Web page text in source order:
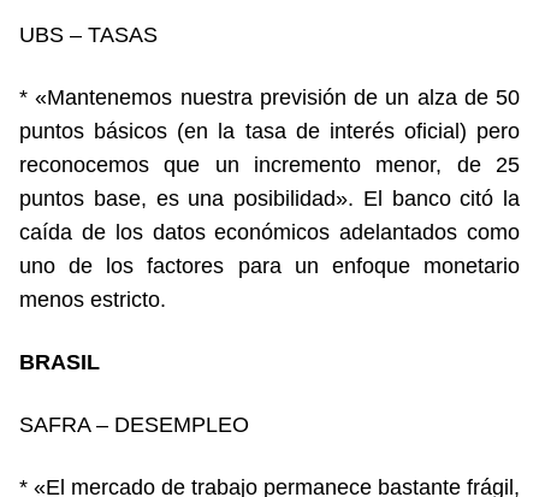
UBS – TASAS
* «Mantenemos nuestra previsión de un alza de 50
puntos básicos (en la tasa de interés oficial) pero
reconocemos que un incremento menor, de 25
puntos base, es una posibilidad». El banco citó la
caída de los datos económicos adelantados como
uno de los factores para un enfoque monetario
menos estricto.
BRASIL
SAFRA – DESEMPLEO
* «El mercado de trabajo permanece bastante frágil,